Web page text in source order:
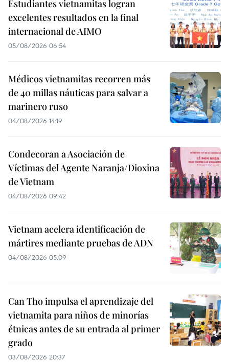
Estudiantes vietnamitas logran
excelentes resultados en la final
internacional de AIMO
05/08/2026 06:54
Médicos vietnamitas recorren más
de 40 millas náuticas para salvar a
marinero ruso
04/08/2026 14:19
Condecoran a Asociación de
Víctimas del Agente Naranja/Dioxina
de Vietnam
04/08/2026 09:42
Vietnam acelera identificación de
mártires mediante pruebas de ADN
04/08/2026 05:09
Can Tho impulsa el aprendizaje del
vietnamita para niños de minorías
étnicas antes de su entrada al primer
grado
03/08/2026 20:37